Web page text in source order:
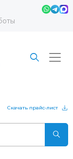
Скачать прайс-лист